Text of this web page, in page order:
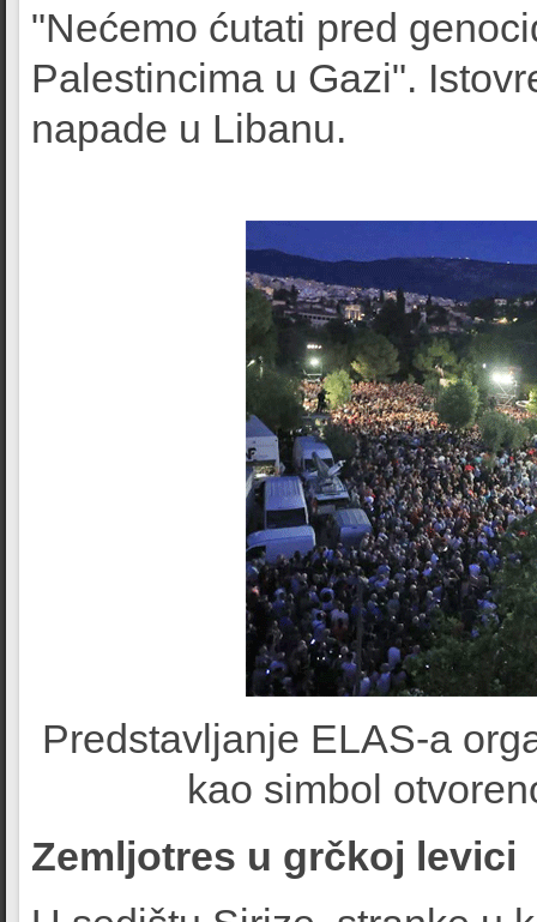
"Nećemo ćutati pred
Palestincima u Gazi".
napade u Libanu.
Predstavljanje ELAS-a
kao simbol
Zemljotres u grčkoj levici